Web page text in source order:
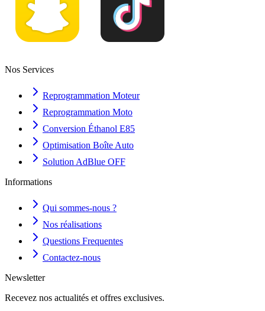
Nos Services
Reprogrammation Moteur
Reprogrammation Moto
Conversion Éthanol E85
Optimisation Boîte Auto
Solution AdBlue OFF
Informations
Qui sommes-nous ?
Nos réalisations
Questions Frequentes
Contactez-nous
Newsletter
Recevez nos actualités et offres exclusives.